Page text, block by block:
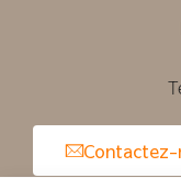
Contactez-